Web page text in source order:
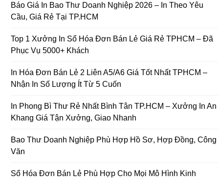
Báo Giá In Bao Thư Doanh Nghiệp 2026 – In Theo Yêu
Cầu, Giá Rẻ Tại TP.HCM
Top 1 Xưởng In Sổ Hóa Đơn Bán Lẻ Giá Rẻ TPHCM – Đã
Phục Vụ 5000+ Khách
In Hóa Đơn Bán Lẻ 2 Liên A5/A6 Giá Tốt Nhất TPHCM –
Nhận In Số Lượng Ít Từ 5 Cuốn
In Phong Bì Thư Rẻ Nhất Bình Tân TP.HCM – Xưởng In An
Khang Giá Tận Xưởng, Giao Nhanh
Bao Thư Doanh Nghiệp Phù Hợp Hồ Sơ, Hợp Đồng, Công
Văn
Sổ Hóa Đơn Bán Lẻ Phù Hợp Cho Mọi Mô Hình Kinh